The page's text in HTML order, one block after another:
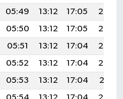
05:49 13:12 17:05
20:25
05:50 13:12 17:05
20:24
05:51 13:12 17:04
20:23
05:52 13:12 17:04
20:22
05:53 13:12 17:04
20:21